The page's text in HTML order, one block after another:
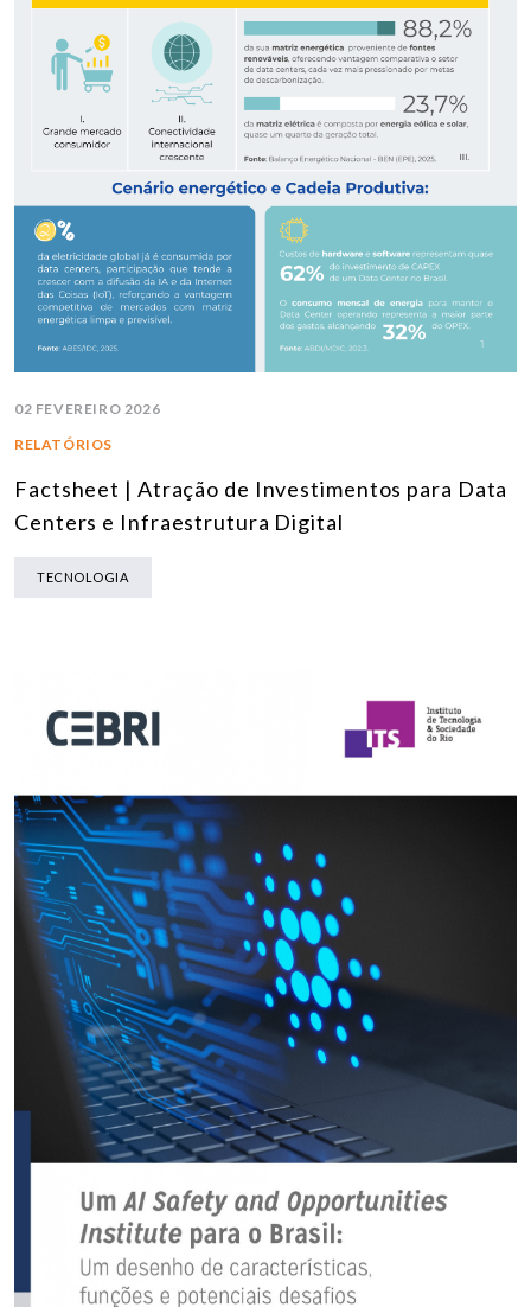
02 FEVEREIRO 2026
RELATÓRIOS
Factsheet | Atração de Investimentos para Data
Centers e Infraestrutura Digital
TECNOLOGIA